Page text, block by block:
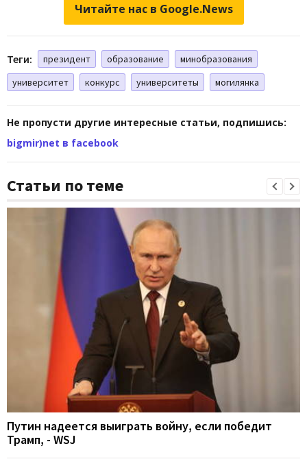
Читайте нас в Google.News
Теги: президент образование
минобразования
университет
конкурс университеты могилянка
Не пропусти другие интересные статьи, подпишись:
bigmir)net в facebook
Статьи по теме
Путин надеется выиграть войну, если победит
Трамп, - WSJ